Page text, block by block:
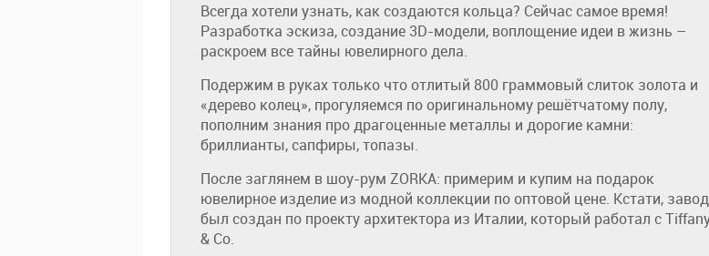
Всегда хотели узнать, как создаются кольца? Сейчас самое время!
Разработка эскиза, создание 3D-модели, воплощение идеи в жизнь –
раскроем все тайны ювелирного дела.
Подержим в руках только что отлитый 800 граммовый слиток золота и
«дерево колец», прогуляемся по оригинальному решётчатому полу,
пополним знания про драгоценные металлы и дорогие камни:
бриллианты, сапфиры, топазы.
После заглянем в шоу-рум ZORKA: примерим и купим на подарок
ювелирное изделие из модной коллекции по оптовой цене. Кстати, завод
был создан по проекту архитектора из Италии, который работал с
& Co.